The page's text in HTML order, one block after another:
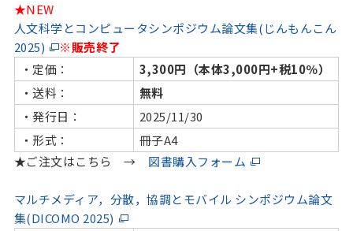
★NEW
人文科学とコンピュータシンポジウム論文集(じんもんこん
2025)
※販売終了
・定価：
3,300円（本体3,000円+税10％）
・送料：
無料
・発行日：
2025/11/30
・形式：
冊子A4
★ご注文はこちら → 図書購入フォーム
マルチメディア，分散，協調とモバイル シンポジウム論文
集(DICOMO 2025)